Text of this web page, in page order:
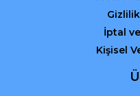
İptal
Kişisel